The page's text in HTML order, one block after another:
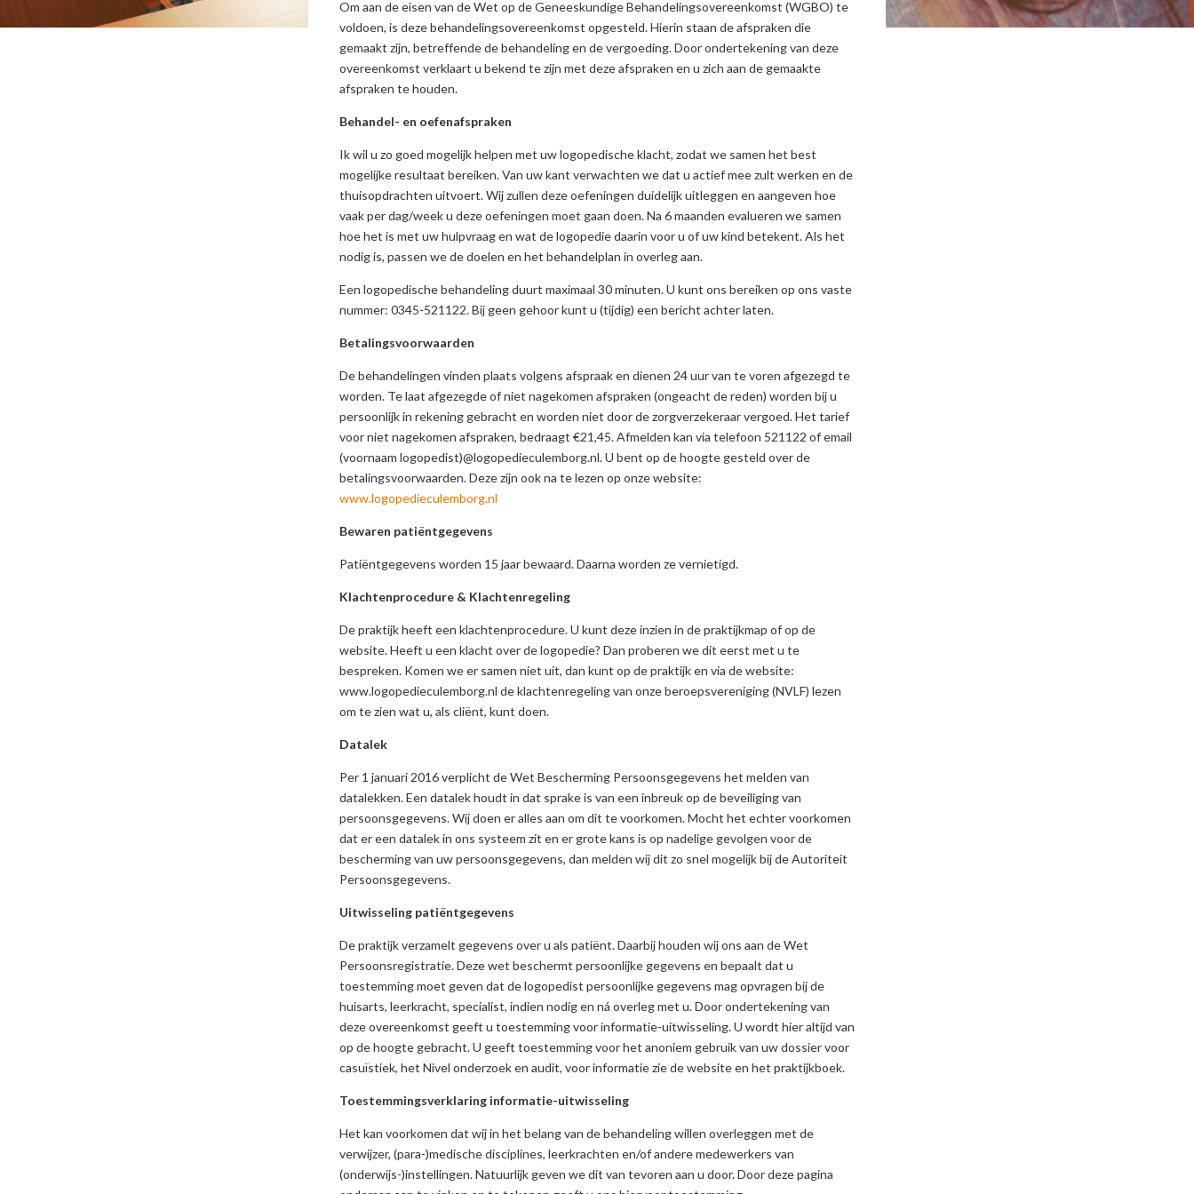
Om aan de eisen van de Wet op de Geneeskundige Behandelingsovereenkomst (WGBO) te
voldoen, is deze behandelingsovereenkomst opgesteld. Hierin staan de afspraken die
gemaakt zijn, betreffende de behandeling en de vergoeding. Door ondertekening van deze
overeenkomst verklaart u bekend te zijn met deze afspraken en u zich aan de gemaakte
afspraken te houden.
Behandel- en oefenafspraken
Ik wil u zo goed mogelijk helpen met uw logopedische klacht, zodat we samen het best
mogelijke resultaat bereiken. Van uw kant verwachten we dat u actief mee zult werken en de
thuisopdrachten uitvoert. Wij zullen deze oefeningen duidelijk uitleggen en aangeven hoe
vaak per dag/week u deze oefeningen moet gaan doen. Na 6 maanden evalueren we samen
hoe het is met uw hulpvraag en wat de logopedie daarin voor u of uw kind betekent. Als het
nodig is, passen we de doelen en het behandelplan in overleg aan.
Een logopedische behandeling duurt maximaal 30 minuten. U kunt ons bereiken op ons vaste
nummer: 0345-521122. Bij geen gehoor kunt u (tijdig) een bericht achter laten.
Betalingsvoorwaarden
De behandelingen vinden plaats volgens afspraak en dienen 24 uur van te voren afgezegd te
worden. Te laat afgezegde of niet nagekomen afspraken (ongeacht de reden) worden bij u
persoonlijk in rekening gebracht en worden niet door de zorgverzekeraar vergoed. Het tarief
voor niet nagekomen afspraken, bedraagt €21,45. Afmelden kan via telefoon 521122 of email
(voornaam logopedist)@logopedieculemborg.nl. U bent op de hoogte gesteld over de
betalingsvoorwaarden. Deze zijn ook na te lezen op onze website:
www.logopedieculemborg.nl
Bewaren patiëntgegevens
Patiëntgegevens worden 15 jaar bewaard. Daarna worden ze vernietigd.
Klachtenprocedure & Klachtenregeling
De praktijk heeft een klachtenprocedure. U kunt deze inzien in de praktijkmap of op de
website. Heeft u een klacht over de logopedie? Dan proberen we dit eerst met u te
bespreken. Komen we er samen niet uit, dan kunt op de praktijk en via de website:
www.logopedieculemborg.nl de klachtenregeling van onze beroepsvereniging (NVLF) lezen
om te zien wat u, als cliënt, kunt doen.
Datalek
Per 1 januari 2016 verplicht de Wet Bescherming Persoonsgegevens het melden van
datalekken. Een datalek houdt in dat sprake is van een inbreuk op de beveiliging van
persoonsgegevens. Wij doen er alles aan om dit te voorkomen. Mocht het echter voorkomen
dat er een datalek in ons systeem zit en er grote kans is op nadelige gevolgen voor de
bescherming van uw persoonsgegevens, dan melden wij dit zo snel mogelijk bij de Autoriteit
Persoonsgegevens.
Uitwisseling patiëntgegevens
De praktijk verzamelt gegevens over u als patiënt. Daarbij houden wij ons aan de Wet
Persoonsregistratie. Deze wet beschermt persoonlijke gegevens en bepaalt dat u
toestemming moet geven dat de logopedist persoonlijke gegevens mag opvragen bij de
huisarts, leerkracht, specialist, indien nodig en ná overleg met u. Door ondertekening van
deze overeenkomst geeft u toestemming voor informatie-uitwisseling. U wordt hier altijd van
op de hoogte gebracht. U geeft toestemming voor het anoniem gebruik van uw dossier voor
casuïstiek, het Nivel onderzoek en audit, voor informatie zie de website en het praktijkboek.
Toestemmingsverklaring informatie-uitwisseling
Het kan voorkomen dat wij in het belang van de behandeling willen overleggen met de
verwijzer, (para-)medische disciplines, leerkrachten en/of andere medewerkers van
(onderwijs-)instellingen. Natuurlijk geven we dit van tevoren aan u door. Door deze pagina